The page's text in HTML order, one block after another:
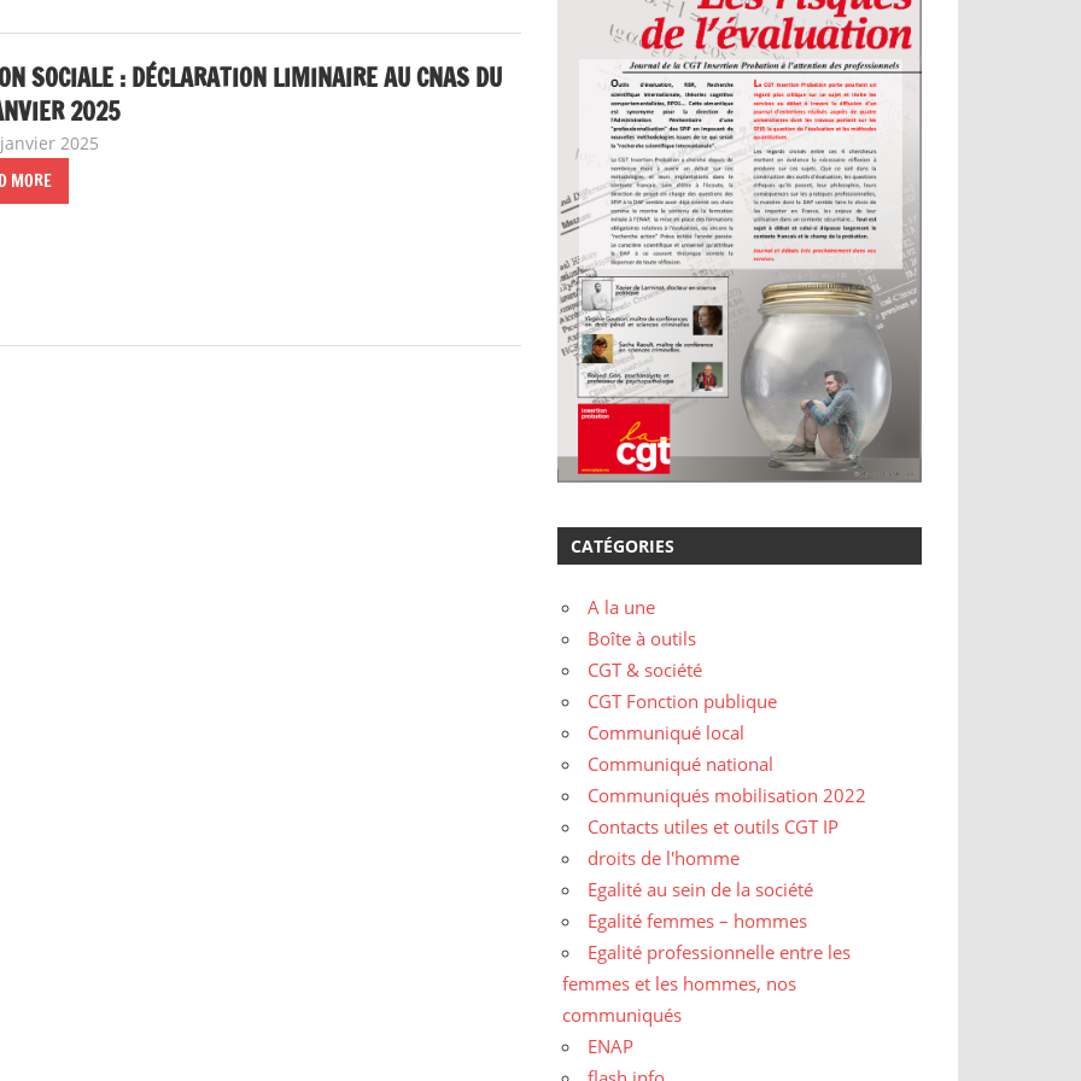
SOCIALE : DÉCLARATION LIMINAIRE AU CNAS DU
2025
2025
MORE
CATÉGORIES
A la une
Boîte à outils
CGT & société
CGT Fonction publique
Communiqué local
Communiqué national
Communiqués mobilisation 2022
Contacts utiles et outils CGT IP
droits de l'homme
Egalité au sein de la société
Egalité femmes – hommes
Egalité professionnelle entre les
femmes et les hommes, nos
communiqués
ENAP